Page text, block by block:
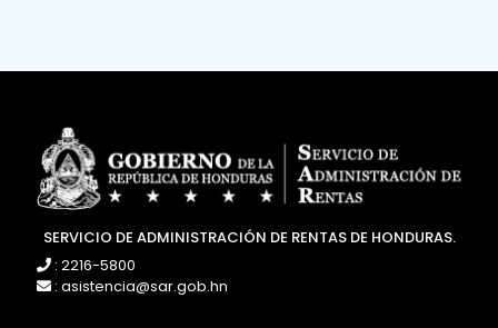
SERVICIO DE ADMINISTRACIÓN DE RENTAS DE HONDURAS.
: 2216-5800
: asistencia@sar.gob.hn